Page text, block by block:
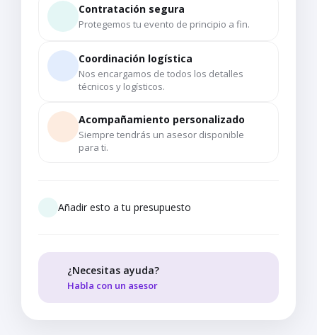
Contratación segura
Protegemos tu evento de principio a fin.
Coordinación logística
Nos encargamos de todos los detalles
técnicos y logísticos.
Acompañamiento personalizado
Siempre tendrás un asesor disponible
para ti.
Añadir esto a tu presupuesto
¿Necesitas ayuda?
Habla con un asesor